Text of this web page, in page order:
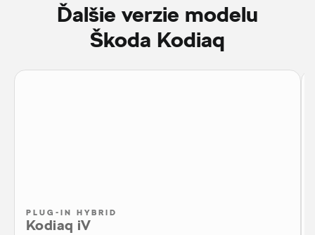
Ďalšie verzie modelu
Škoda Kodiaq
PLUG-IN HYBRID
Kodiaq iV